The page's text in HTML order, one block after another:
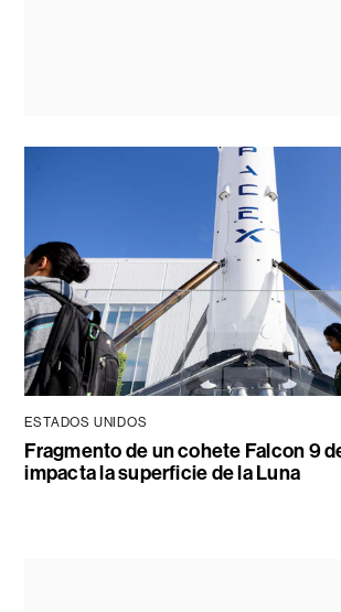
ESTADOS UNIDOS
Fragmento de un cohete Falcon 9
impacta la superficie de la Luna